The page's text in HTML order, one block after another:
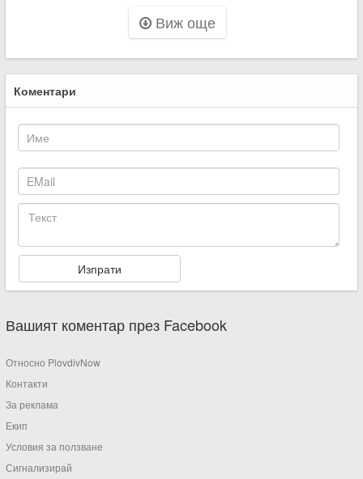
Виж още
Коментари
Вашият коментар през Facebook
Относно PlovdivNow
Контакти
За реклама
Екип
Условия за ползване
Сигнализирай